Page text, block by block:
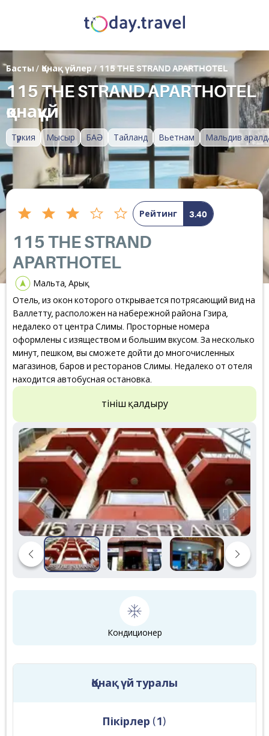
Түркия Мысыр БАӘ Тайланд Вьетнам Мальдив
Басты / Қонақ үйлер/ 115 THE STRAND APARTHOTEL
115 THE STRAND APARTHOTEL
қонақүй
Рейтинг 3.40
115 THE STRAND
APARTHOTEL
Мальта, Арық
Отель, из окон которого открывается потрясающий вид на
Валлетту, расположен на набережной района Гзира,
недалеко от центра Слимы. Просторные номера
оформлены с изяществом и большим вкусом. За несколько
минут, пешком, вы сможете дойти до многочисленных
магазинов, баров и ресторанов Слимы. Недалеко от отеля
находится автобусная остановка.
Өтініш қалдыру
Кондиционер
Қонақ үй туралы
Пікірлер ( 1 )